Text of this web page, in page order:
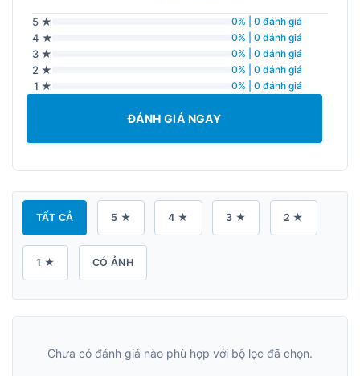
5 ★ 0% | 0 đánh giá
4 ★ 0% | 0 đánh giá
3 ★ 0% | 0 đánh giá
2 ★ 0% | 0 đánh giá
1 ★ 0% | 0 đánh giá
ĐÁNH GIÁ NGAY
TẤT CẢ 5 ★ 4 ★ 3 ★ 2 ★
1 ★ CÓ ẢNH
Chưa có đánh giá nào phù hợp với bộ lọc đã chọn.